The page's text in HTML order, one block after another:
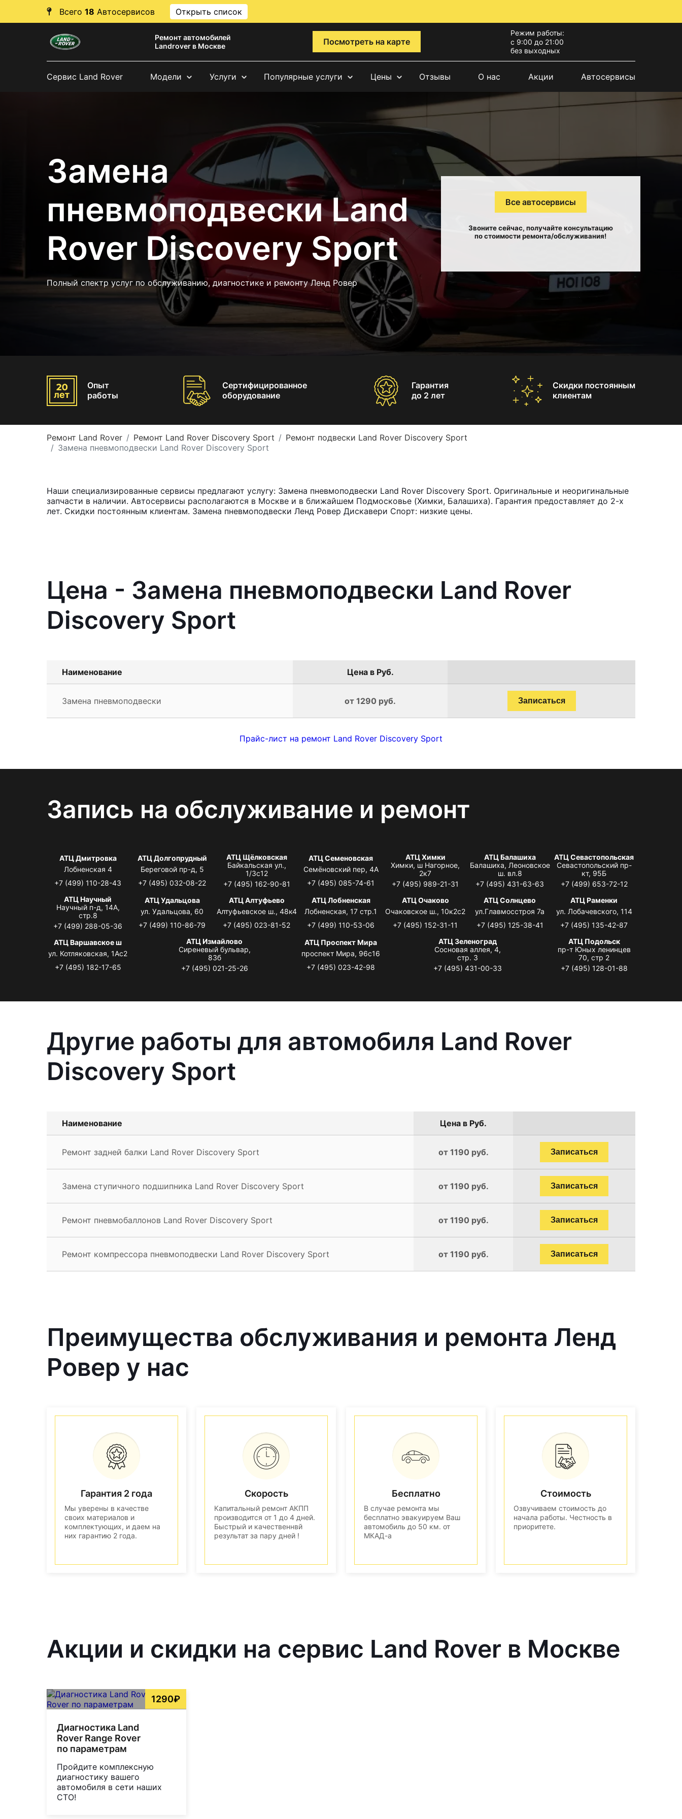
Всего 18 Автосервисов Открыть список
Ремонт автомобилей
Landrover в Москве
Посмотреть на карте
Режим работы:
с 9:00 до 21:00
без выходных
Сервис Land Rover Модели Услуги Популярные услуги Цены Отзывы О нас Акции Автосервисы
Замена
пневмоподвески Land
Rover Discovery Sport
Полный спектр услуг по обслуживанию, диагностике и ремонту Ленд Ровер
Все автосервисы
Звоните сейчас, получайте консультацию
по стоимости ремонта/обслуживания!
Опыт
работы
Сертифицированное
оборудование
Гарантия
до 2 лет
Скидки постоянным
клиентам
Ремонт Land Rover Ремонт Land Rover Discovery Sport
Ремонт подвески Land Rover Discovery Sport
Замена пневмоподвески Land Rover Discovery Sport
Наши специализированные сервисы предлагают услугу: Замена пневмоподвески Land Rover Discovery Sport. Оригинальные и неоригинальные
запчасти в наличии. Автосервисы располагаются в Москве и в ближайшем Подмосковье (Химки, Балашиха). Гарантия предоставляет до 2-х
лет. Скидки постоянным клиентам. Замена пневмоподвески Ленд Ровер Дискавери Спорт: низкие цены.
Цена - Замена пневмоподвески Land Rover
Discovery Sport
Наименование Цена в Руб.
Замена пневмоподвески от 1290 руб. Записаться
Прайс-лист на ремонт Land Rover Discovery Sport
Запись на обслуживание и ремонт
АТЦ Дмитровка
Лобненская 4
+7 (499) 110-28-43
АТЦ Долгопрудный
Береговой пр-д, 5
+7 (495) 032-08-22
АТЦ Щёлковская
Байкальская ул.,
1/3с12
+7 (495) 162-90-81
АТЦ Семеновская
Семёновский пер, 4А
+7 (495) 085-74-61
АТЦ Химки
Химки, ш Нагорное,
2к7
+7 (495) 989-21-31
АТЦ Балашиха
Балашиха, Леоновское
ш. вл.8
+7 (495) 431-63-63
АТЦ Севастопольская
Севастопольский пр-
кт, 95Б
+7 (499) 653-72-12
АТЦ Научный
Научный п-д, 14А,
стр.8
+7 (499) 288-05-36
АТЦ Удальцова
ул. Удальцова, 60
+7 (499) 110-86-79
АТЦ Алтуфьево
Алтуфьевское ш., 48к4
+7 (495) 023-81-52
АТЦ Лобненская
Лобненская, 17 стр.1
+7 (499) 110-53-06
АТЦ Очаково
Очаковское ш., 10к2с2
+7 (495) 152-31-11
АТЦ Солнцево
ул.Главмосстроя 7а
+7 (495) 125-38-41
АТЦ Раменки
ул. Лобачевского, 114
+7 (495) 135-42-87
АТЦ Варшавское ш
ул. Котляковская, 1Ас2
+7 (495) 182-17-65
АТЦ Измайлово
Сиреневый бульвар,
83б
+7 (495) 021-25-26
АТЦ Проспект Мира
проспект Мира, 96с16
+7 (495) 023-42-98
АТЦ Зеленоград
Сосновая аллея, 4,
стр. 3
+7 (495) 431-00-33
АТЦ Подольск
пр-т Юных ленинцев
70, стр 2
+7 (495) 128-01-88
Другие работы для автомобиля Land Rover
Discovery Sport
Наименование Цена в Руб.
Ремонт задней балки Land Rover Discovery Sport от 1190 руб. Записаться
Замена ступичного подшипника Land Rover Discovery Sport от 1190 руб. Записаться
Ремонт пневмобаллонов Land Rover Discovery Sport от 1190 руб. Записаться
Ремонт компрессора пневмоподвески Land Rover Discovery Sport от 1190 руб. Записаться
Преимущества обслуживания и ремонта Ленд
Ровер у нас
Гарантия 2 года
Мы уверены в качестве
своих материалов и
комплектующих, и даем на
них гарантию 2 года.
Скорость
Капитальный ремонт АКПП
производится от 1 до 4 дней.
Быстрый и качественнвй
результат за пару дней !
Бесплатно
В случае ремонта мы
бесплатно эвакуируем Ваш
автомобиль до 50 км. от
МКАД-а
Стоимость
Озвучиваем стоимость до
начала работы. Честность в
приоритете.
Акции и скидки на сервис Land Rover в Москве
1290₽
Диагностика Land
Rover Range Rover
по параметрам
Пройдите комплексную
диагностику вашего
автомобиля в сети наших
СТО!